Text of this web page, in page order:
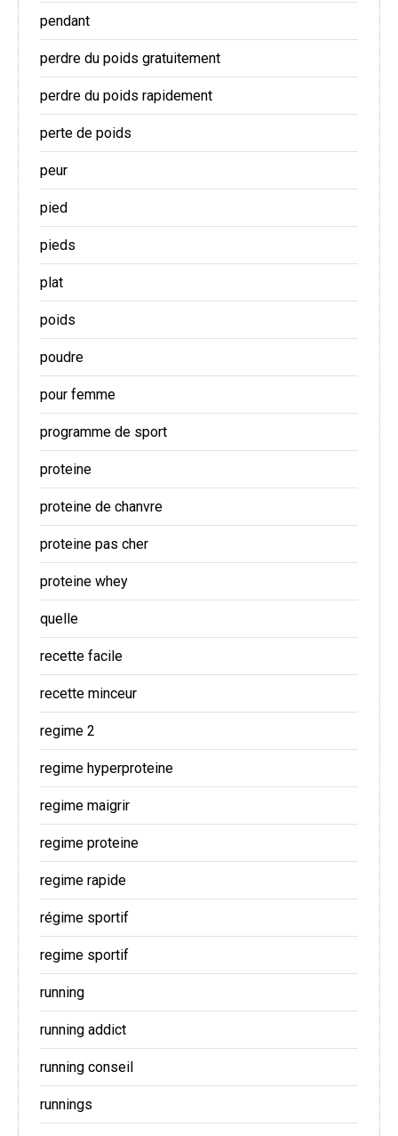
pendant
perdre du poids gratuitement
perdre du poids rapidement
perte de poids
peur
pied
pieds
plat
poids
poudre
pour femme
programme de sport
proteine
proteine de chanvre
proteine pas cher
proteine whey
quelle
recette facile
recette minceur
regime 2
regime hyperproteine
regime maigrir
regime proteine
regime rapide
régime sportif
regime sportif
running
running addict
running conseil
runnings